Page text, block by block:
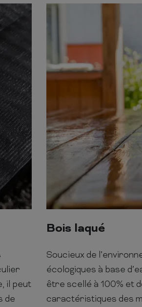
il peut
de
Bois laqué
Soucieux de
écologiques à base
être scellé à 100% et
caractéristiques des